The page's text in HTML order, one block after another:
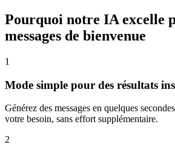
Pourquoi notre IA excelle
messages de bienvenue
1
Mode simple pour des résultats
Générez des messages en quelques
votre besoin, sans effort supplémentaire.
2